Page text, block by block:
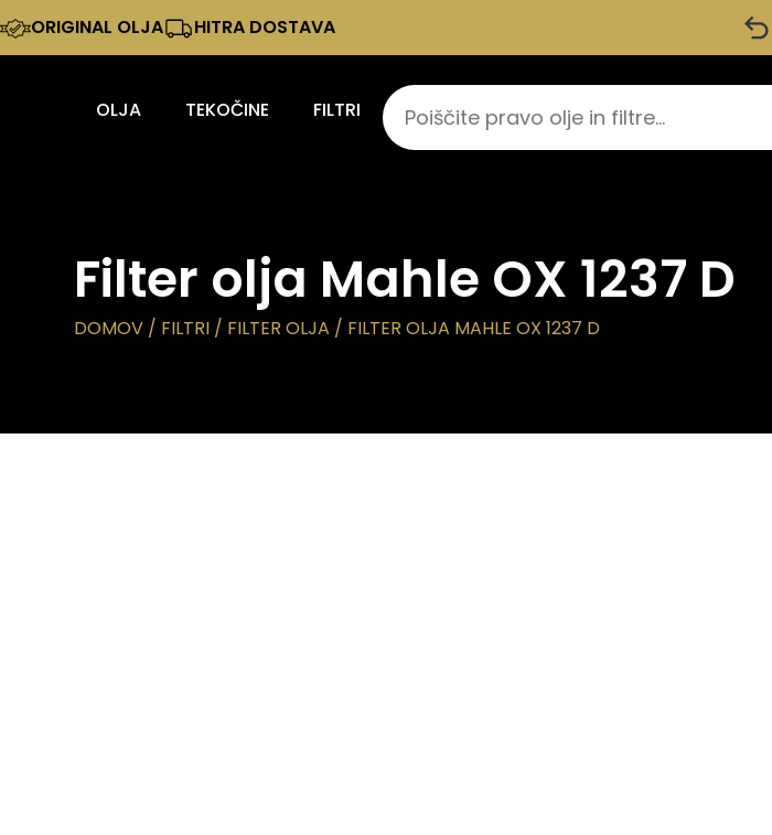
ORIGINAL OLJA HITRA DOSTAVA
OLJA TEKOČINE FILTRI
Filter olja Mahle OX 1237 D
DOMOV / FILTRI / FILTER OLJA / FILTER OLJA MAHLE OX 1237 D